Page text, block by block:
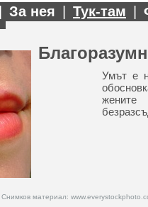
За нея Тук-там
Умът е
материал: